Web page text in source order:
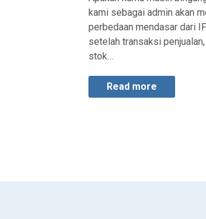
kami sebagai admin akan
perbedaan mendasar dari
setelah transaksi
stok…
Read more